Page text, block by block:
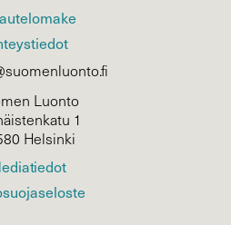
Luonto
1
Helsinki